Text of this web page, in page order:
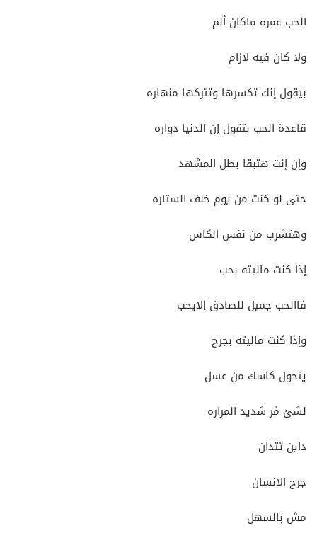
الحب عمره ماكان ألم
ولا كان فيه لازام
بيقول إنك تكسرها وتتركها منهاره
قاعدة الحب بتقول إن الدنيا دواره
وإن إنت هتبقا بطل المشهد
حتى لو كنت من يوم خلف الستاره
وهتشرب من نفس الكاس
إذا كنت ماليته بحب
فاالحب جميل للصادق إلايحب
وإذا كنت ماليته بجرح
يتحول كاسك من عسل
لشئ مُر شديد المراره
داين تتدان
جرح الانسان
مش بالسهل